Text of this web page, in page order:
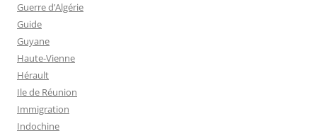
Guerre d’Algérie
Guide
Guyane
Haute-Vienne
Hérault
Ile de Réunion
Immigration
Indochine